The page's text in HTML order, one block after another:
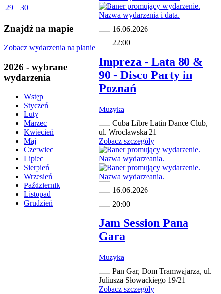
29
30
Znajdź na mapie
Zobacz wydarzenia na planie
2026 - wybrane
wydarzenia
Wstęp
Styczeń
Luty
Marzec
Kwiecień
Maj
Czerwiec
Lipiec
Sierpień
Wrzesień
Październik
Listopad
Grudzień
16.06.2026
22:00
Impreza - Lata 80 &
90 - Disco Party in
Poznań
Muzyka
Cuba Libre Latin Dance Club,
ul. Wrocławska 21
Zobacz szczegóły
16.06.2026
20:00
Jam Session Pana
Gara
Muzyka
Pan Gar, Dom Tramwajarza, ul.
Juliusza Słowackiego 19/21
Zobacz szczegóły